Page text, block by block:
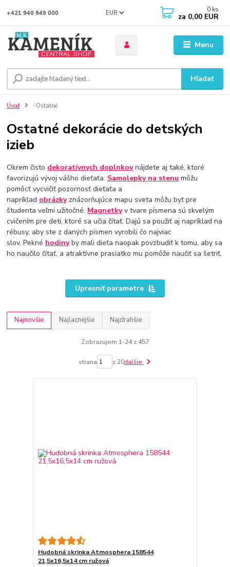
Menu
EUR
Hľadať
+421 940 949 000 0 ks
za 0,00 EUR
Úvod -Ostatné
Ostatné dekorácie do detských
izieb
Okrem čisto dekoratívnych doplnkovnájdete aj také, ktoré
favorizujú vývoj vášho dieťaťa. Samolepky na stenu môžu
pomôcť vycvičiť pozornosť dieťaťa a
napríklad obrázkyznázorňujúce mapu sveta môžu byť pre
študenta veľmi užitočné. Magnetkyv tvare písmena sú skvelým
cvičením pre deti, ktoré sa učia čítať. Dajú sa použiť aj napríklad na
rébusy, aby ste z daných písmen vyrobili čo najviac
slov. Pekné hodinyby mali dieťa naopak povzbudiť k tomu, aby sa
ho naučilo čítať, a atraktívne prasiatko mu pomôže naučiť sa šetriť.
Upresniť parametre
Najnovšie Najlacnejšie Najdrahšie
Zobrazujem 1-24 z 457
strana z 20ďalšie
Hudobná skrinka Atmosphera 158544
21,5x16,5x14 cm ružová